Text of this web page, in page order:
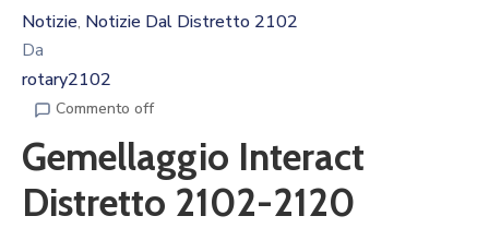
Documenti
Notizie‚ Notizie Dal Distretto 2102
Da
rotary2102
Commento off
Gemellaggio Interact
Distretto 2102-2120